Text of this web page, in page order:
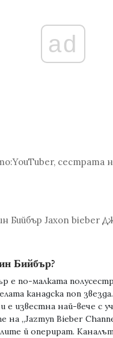
ad
YouTuber, сестрата
Бийбър Jaxon bieber
Бийбър?
е по-малката
канадска поп
е известна най-вече с
на „Jazmyn Bieber
й оперират.